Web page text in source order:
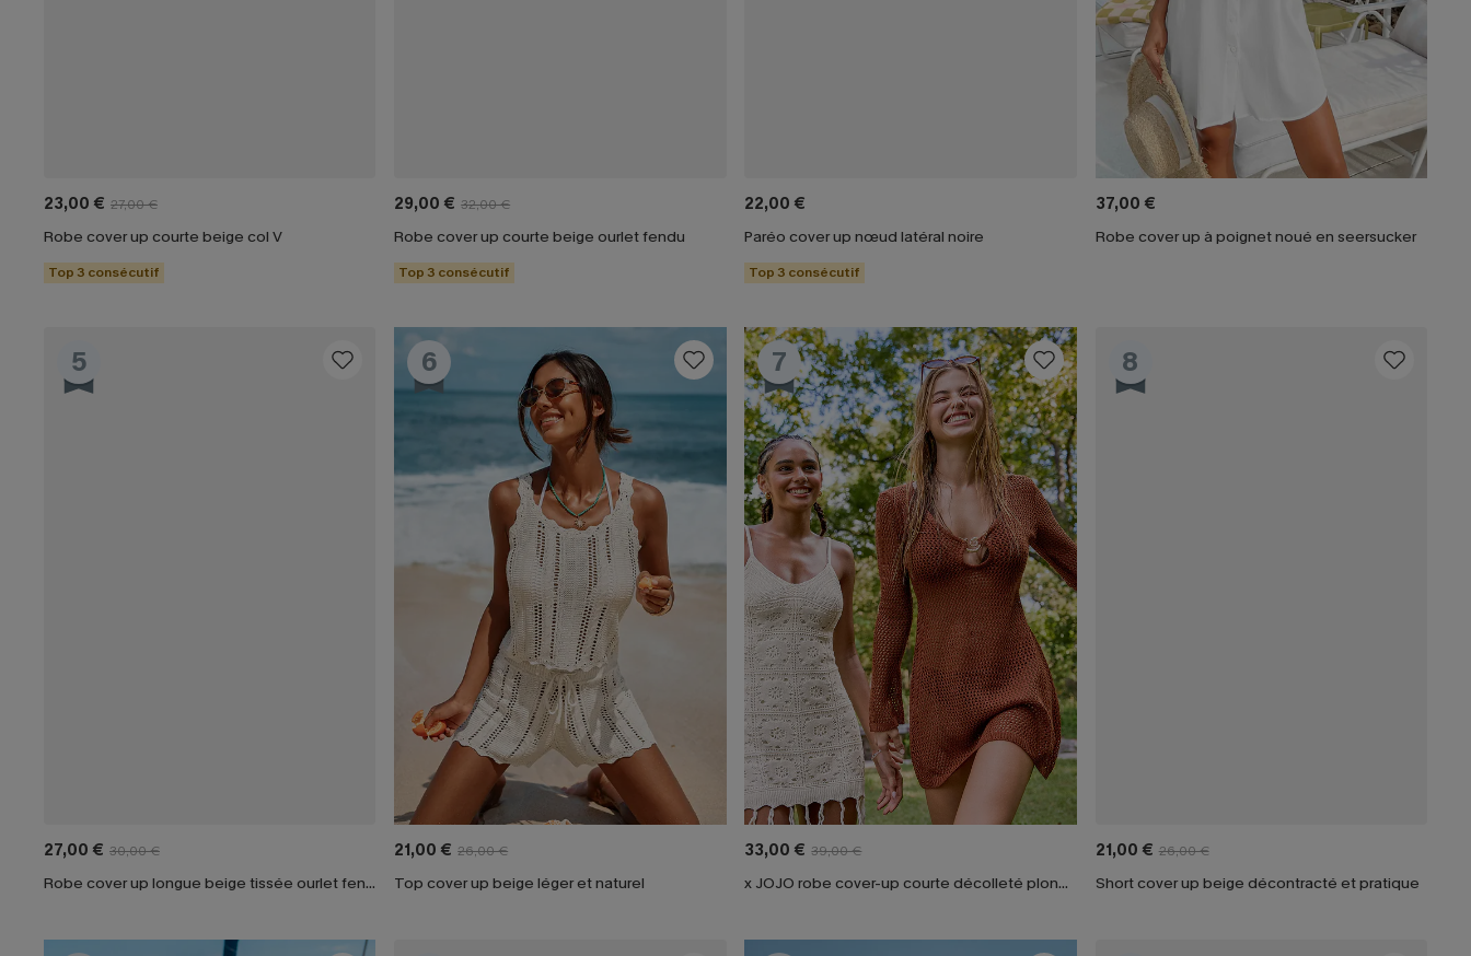
23,00 € 27,00 €
Robe cover up courte beige col V
Top 3 consécutif
29,00 € 32,00 €
Robe cover up courte beige ourlet fendu
Top 3 consécutif
22,00 €
Paréo cover up nœud latéral noire
Top 3 consécutif
37,00 €
Robe cover up à poignet noué en seersucker
5
27,00 € 30,00 €
Robe cover up longue beige tissée ourlet fendu
6
21,00 € 26,00 €
Top cover up beige léger et naturel
7
33,00 € 39,00 €
x JOJO robe cover-up courte décolleté plongeant manches longues
8
21,00 € 26,00 €
Short cover up beige décontracté et pratique